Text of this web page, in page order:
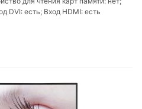
DVI: есть; Вход HDMI: есть